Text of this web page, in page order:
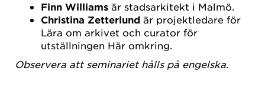
Finn Williams är stadsarkitekt i Malmö.
Christina Zetterlund är projektledare för
Lära om arkivet och curator för
utställningen Här omkring.
Observera att seminariet hålls på engelska.